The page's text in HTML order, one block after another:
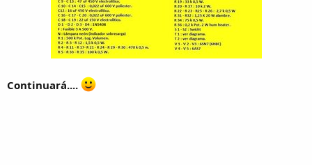
Continuará....